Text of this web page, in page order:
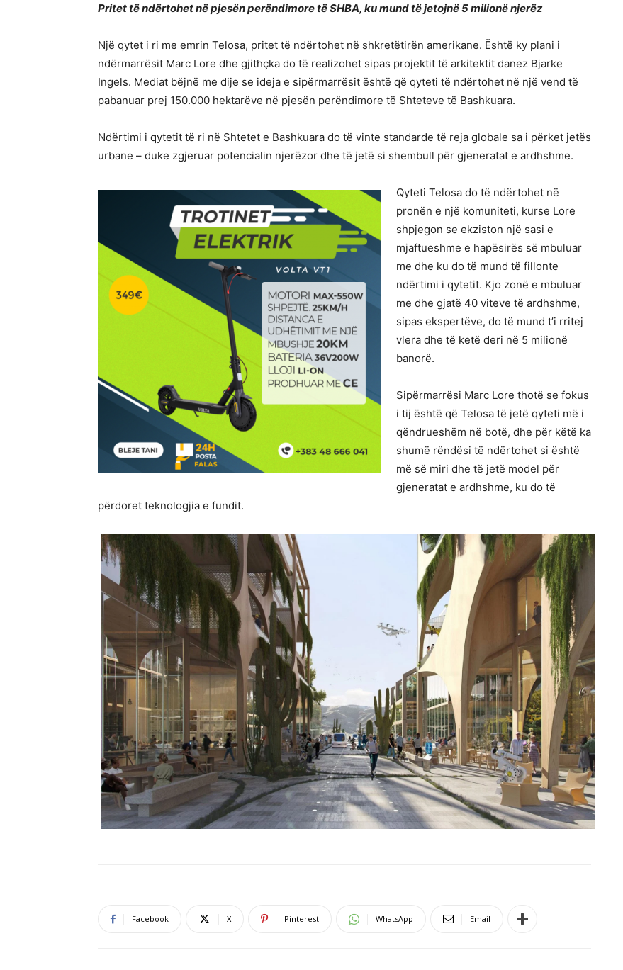
Pritet të ndërtohet në pjesën perëndimore të SHBA, ku mund të jetojnë 5 milionë njerëz
Një qytet i ri me emrin Telosa, pritet të ndërtohet në shkretëtirën amerikane. Është ky plani i
ndërmarrësit Marc Lore dhe gjithçka do të realizohet sipas projektit të arkitektit danez Bjarke
Ingels. Mediat bëjnë me dije se ideja e sipërmarrësit është që qyteti të ndërtohet në një vend të
pabanuar prej 150.000 hektarëve në pjesën perëndimore të Shteteve të Bashkuara.
Ndërtimi i qytetit të ri në Shtetet e Bashkuara do të vinte standarde të reja globale sa i përket jetës
urbane – duke zgjeruar potencialin njerëzor dhe të jetë si shembull për gjeneratat e ardhshme.
Qyteti Telosa do të ndërtohet në
pronën e një komuniteti, kurse Lore
shpjegon se ekziston një sasi e
mjaftueshme e hapësirës së mbuluar
me dhe ku do të mund të fillonte
ndërtimi i qytetit. Kjo zonë e mbuluar
me dhe gjatë 40 viteve të ardhshme,
sipas ekspertëve, do të mund t’i rritej
vlera dhe të ketë deri në 5 milionë
banorë.
Sipërmarrësi Marc Lore thotë se fokus
i tij është që Telosa të jetë qyteti më i
qëndrueshëm në botë, dhe për këtë ka
shumë rëndësi të ndërtohet si është
më së miri dhe të jetë model për
gjeneratat e ardhshme, ku do të
përdoret teknologjia e fundit.
Facebook X Pinterest WhatsApp Email